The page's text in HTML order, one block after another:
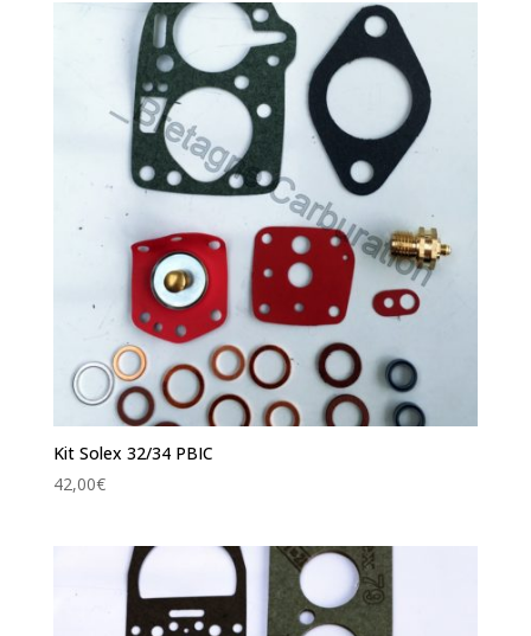
Kit Solex 32/34 PBIC
42,00€